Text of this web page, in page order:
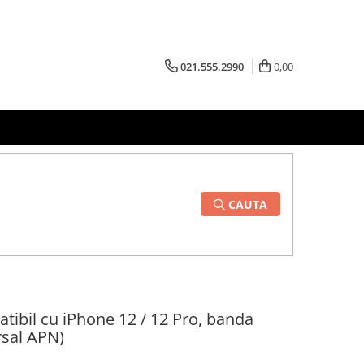
021.555.2990 0,00
CAUTA
cu iPhone 12 / 12 Pro, banda
APN)